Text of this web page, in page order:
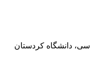
دانشگاه کردستان